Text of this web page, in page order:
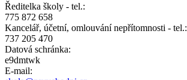
Ředitelka školy - tel.:
775 872 658
Kancelář, účetní, omlouvání nepřítomnosti - tel.:
737 205 470
Datová schránka:
e9dmtwk
E-mail: